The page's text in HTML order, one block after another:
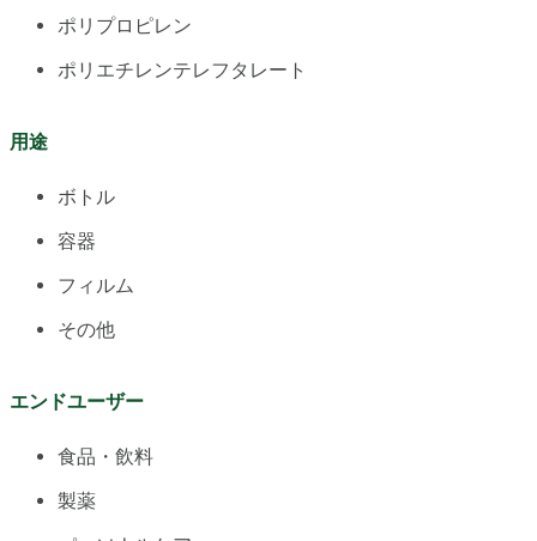
ポリプロピレン
ポリエチレンテレフタレート
用途
ボトル
容器
フィルム
その他
エンドユーザー
食品・飲料
製薬